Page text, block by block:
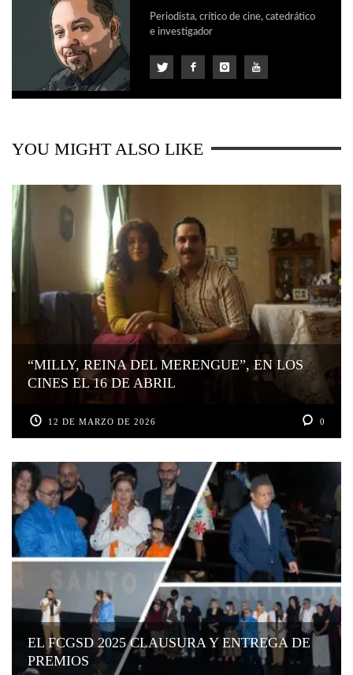
Periodista, crítico de cine, catedrático
e investigador
YOU MIGHT ALSO LIKE
“MILLY, REINA DEL MERENGUE”, EN LOS
CINES EL 16 DE ABRIL
12 DE MARZO DE 2026 0
EL FCGSD 2025 CLAUSURA Y ENTREGA DE
PREMIOS